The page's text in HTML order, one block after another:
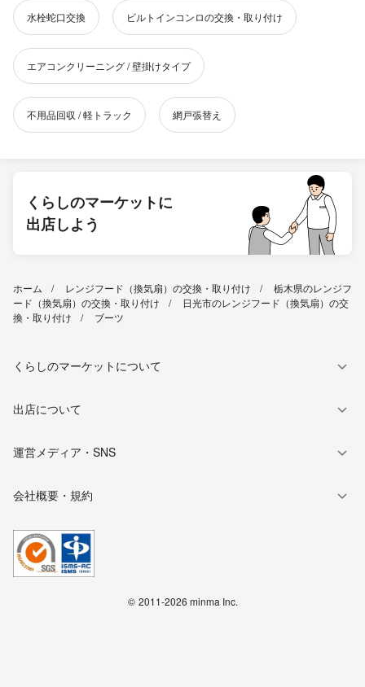
水栓蛇口交換 ビルトインコンロの交換・取り付け
エアコンクリーニング / 壁掛けタイプ
不用品回収 / 軽トラック 網戸張替え
くらしのマーケットに
出店しよう
ホーム レンジフード（換気扇）の交換・取り付け
栃木県のレンジフ
ード（換気扇）の交換・取り付け
日光市のレンジフード（換気扇）の交
換・取り付け
ブーツ
くらしのマーケットについて
出店について
運営メディア・SNS
会社概要・規約
© 2011-2026 minma Inc.